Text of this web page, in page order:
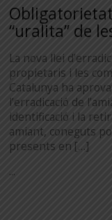
“uralita” de
La nova llei
propietaris i les
Catalunya ha
l’erradicació de
identificació i la
amiant, coneguts
presents en […]
...